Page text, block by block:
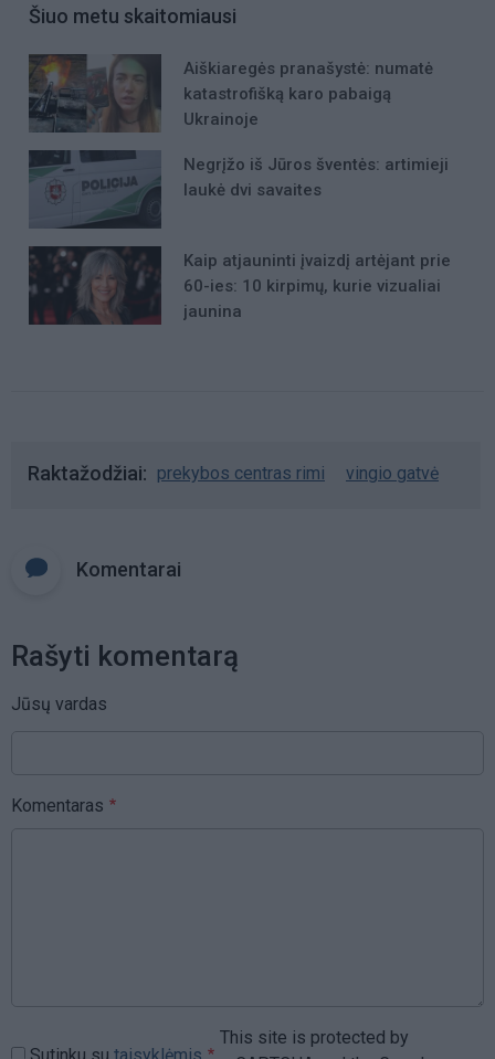
Šiuo metu skaitomiausi
Aiškiaregės pranašystė: numatė
katastrofišką karo pabaigą
Ukrainoje
Negrįžo iš Jūros šventės: artimieji
laukė dvi savaites
Kaip atjauninti įvaizdį artėjant prie
60-ies: 10 kirpimų, kurie vizualiai
jaunina
Raktažodžiai prekybos centras rimi vingio gatvė
Komentarai
Rašyti komentarą
Jūsų vardas
Komentaras
This site is protected by